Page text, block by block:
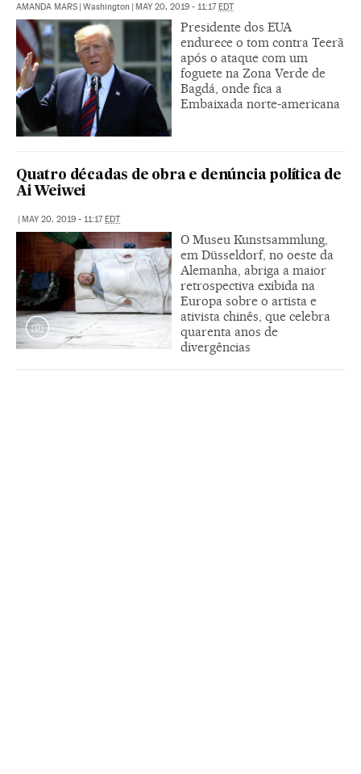
AMANDA MARS | Washington | MAY 20, 2019 - 11:17EDT
Presidente dos EUA
endurece o tom contra Teerã
após o ataque com um
foguete na Zona Verde de
Bagdá, onde fica a
Embaixada norte-americana
Quatro décadas de obra e denúncia política de
Ai Weiwei
| MAY 20, 2019 - 11:17EDT
O Museu Kunstsammlung,
em Düsseldorf, no oeste da
Alemanha, abriga a maior
retrospectiva exibida na
Europa sobre o artista e
ativista chinês, que celebra
quarenta anos de
divergências